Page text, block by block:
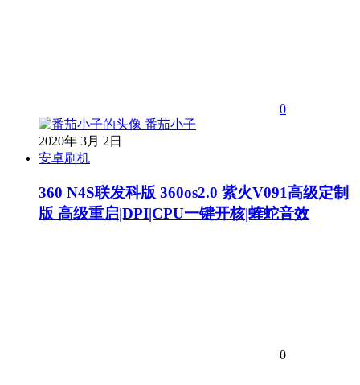
0
番茄小子
2020年 3月 2日
安卓刷机
360 N4S联发科版 360os2.0 紫火V091高级定制
版 高级重启|DPI|CPU一键开核|蝰蛇音效
0